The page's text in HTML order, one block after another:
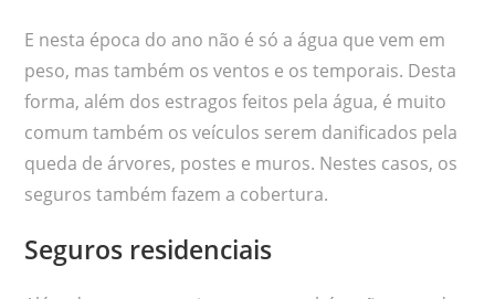
E nesta época do ano não é só a água que vem em
peso, mas também os ventos e os temporais. Desta
forma, além dos estragos feitos pela água, é muito
comum também os veículos serem danificados pela
queda de árvores, postes e muros. Nestes casos, os
seguros também fazem a cobertura.
Seguros residenciais